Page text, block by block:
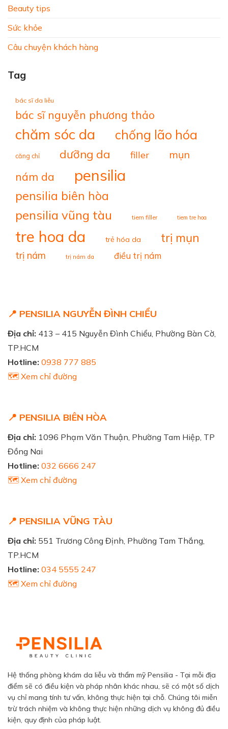
Beauty tips
Sức khỏe
Câu chuyện khách hàng
Tag
bác sĩ da liễu
bác sĩ nguyễn phương thảo
chăm sóc da chống lão hóa
căng chỉ dưỡng da filler mụn
nám da pensilia
pensilia biên hòa
pensilia vũng tàu tiem filler tiem tre hoa
tre hoa da trẻ hóa da trị mụn
trị nám trị nám da điều trị nám
📍 PENSILIA NGUYỄN ĐÌNH CHIỂU
Địa chỉ: 413 – 415 Nguyễn Đình Chiểu, Phường Bàn Cờ,
TP.HCM
Hotline: 0938 777 885
🗺️ Xem chỉ đường
📍 PENSILIA BIÊN HÒA
Địa chỉ: 1096 Phạm Văn Thuận, Phường Tam Hiệp, TP
Đồng Nai
Hotline: 032 6666 247
🗺️ Xem chỉ đường
📍 PENSILIA VŨNG TÀU
Địa chỉ: 551 Trương Công Định, Phường Tam Thắng,
TP.HCM
Hotline: 034 5555 247
🗺️ Xem chỉ đường
Hệ thống phòng khám da liễu và thẩm mỹ Pensilia - Tại mỗi địa
điểm sẽ có điều kiện và pháp nhân khác nhau, sẽ có một số dịch
vụ chỉ mang tính tư vấn, không thực hiện tại chỗ. Chúng tôi miễn
trừ trách nhiệm và không thực hiện những dịch vụ không đủ điều
kiện, quy định của pháp luật.